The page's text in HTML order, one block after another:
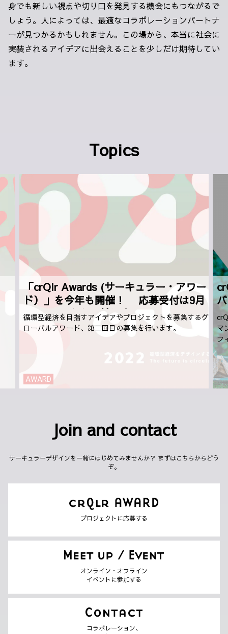
身でも新しい視点や切り口を発見する機会にもつながるで
しょう。人によっては、最適なコラボレーションパートナ
ーが見つかるかもしれません。この場から、本当に社会に
実装されるアイデアに出会えることを少しだけ期待してい
ます。
Topics
「crQlr Awards (サーキュラー・アワー
ド）」を今年も開催！ 応募受付は9月
1日（木）から開始予定
循環型経済を目指すアイデアやプロジェクトを募集するグ
ローバルアワード、第二回目の募集を行います。
AWARD
マ
フ
Join and contact
サーキュラーデザインを一緒にはじめてみませんか？ まずはこちらからどう
ぞ。
プロジェクトに応募する
オンライン・オフライン
イベントに参加する
コラボレーション、